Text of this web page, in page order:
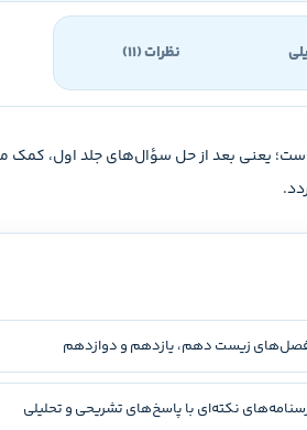
نظرات (11)
تحلیل و یادگیری مجموعه پینوکیو است؛ یعنی بعد از حل
زیست دهم، یازدهم و دوازدهم
نکته‌ای با پاسخ‌های تشریحی و تحلیلی